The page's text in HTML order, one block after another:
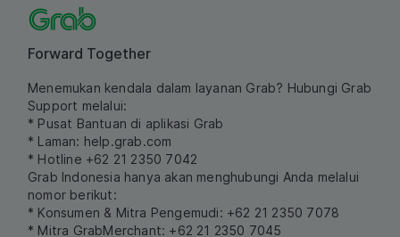
Forward Together
Menemukan kendala dalam layanan Grab? Hubungi Grab
Support melalui:
* Pusat Bantuan di aplikasi Grab
* Laman: help.grab.com
* Hotline +62 21 2350 7042
Grab Indonesia hanya akan menghubungi Anda melalui
nomor berikut:
* Konsumen & Mitra Pengemudi: +62 21 2350 7078
* Mitra GrabMerchant: +62 21 2350 7045